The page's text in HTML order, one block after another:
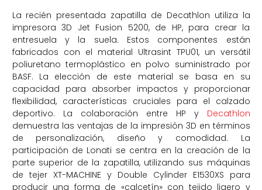
La recién presentada zapatilla de Decathlon utiliza la
impresora 3D Jet Fusion 5200, de HP, para crear la
entresuela y la suela. Estos componentes están
fabricados con el material Ultrasint TPU01, un versátil
poliuretano termoplástico en polvo suministrado por
BASF. La elección de este material se basa en su
capacidad para absorber impactos y proporcionar
flexibilidad, características cruciales para el calzado
deportivo. La colaboración entre HP y Decathlon
demuestra las ventajas de la impresión 3D en términos
de personalización, diseño y comodidad. La
participación de Lonati se centra en la creación de la
parte superior de la zapatilla, utilizando sus máquinas
de tejer XT-MACHINE y Double Cylinder E1530XS para
producir una forma de «calcetín» con tejido ligero y